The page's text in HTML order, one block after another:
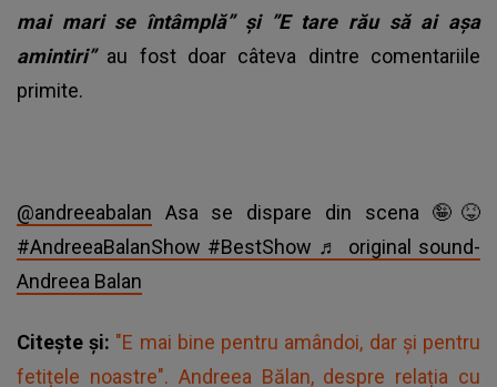
mai mari se întâmplă” și ”E tare rău să ai așa
amintiri” au fost doar câteva dintre comentariile
primite.
@andreeabalan Asa se dispare din scena 🤪😝
#AndreeaBalanShow #BestShow ♬ original sound-
Andreea Balan
Citește și: "E mai bine pentru amândoi, dar și pentru
fetițele noastre". Andreea Bălan, despre relația cu